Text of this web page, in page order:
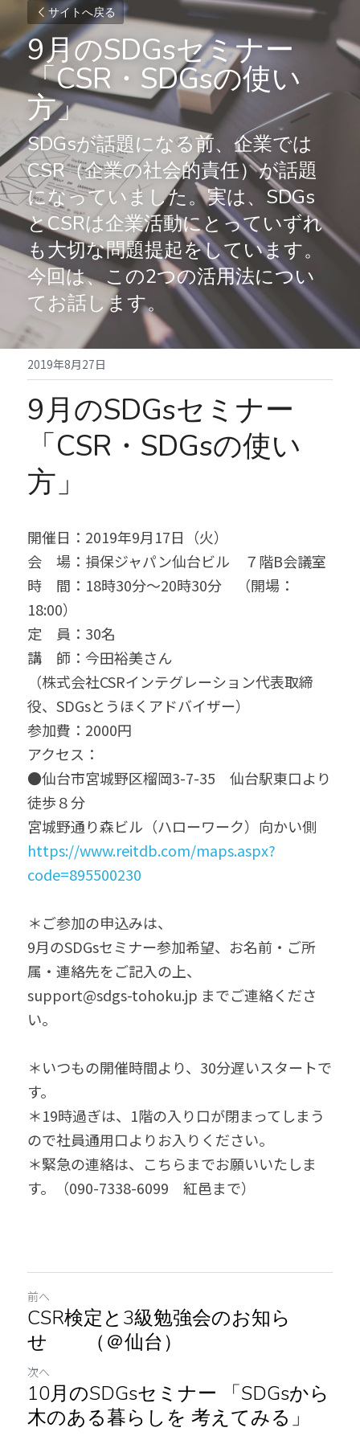
サイトへ戻る
9月のSDGsセミナー
「CSR・SDGsの使い
方」
SDGsが話題になる前、企業では
CSR（企業の社会的責任）が話題
になっていました。実は、SDGs
とCSRは企業活動にとっていずれ
も大切な問題提起をしています。
今回は、この2つの活用法につい
てお話します。
2019年8月27日
9月のSDGsセミナー
「CSR・SDGsの使い
方」
開催日：2019年9月17日（火）
会　場：損保ジャパン仙台ビル　７階B会議室
時　間：18時30分～20時30分　（開場：
18:00）
定　員：30名
講　師：今田裕美さん
（株式会社CSRインテグレーション代表取締
役、SDGsとうほくアドバイザー）
参加費：2000円
アクセス：
●仙台市宮城野区榴岡3-7-35　仙台駅東口より
徒歩８分
宮城野通り森ビル（ハローワーク）向かい側
https://www.reitdb.com/maps.aspx?
code=895500230
＊ご参加の申込みは、
9月のSDGsセミナー参加希望、お名前・ご所
属・連絡先をご記入の上、
support@sdgs-tohoku.jp までご連絡くださ
い。
＊いつもの開催時間より、30分遅いスタートで
す。
＊19時過ぎは、1階の入り口が閉まってしまう
ので社員通用口よりお入りください。
＊緊急の連絡は、こちらまでお願いいたしま
す。（090-7338-6099　紅邑まで）
前へ
CSR検定と3級勉強会のお知ら
せ （＠仙台）
次へ
10月のSDGsセミナー 「SDGsから
木のある暮らしを 考えてみる」